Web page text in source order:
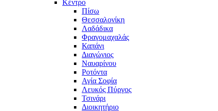
Κέντρο
Πίσω
Θεσσαλονίκη
Λαδάδικα
Φραγομαχαλάς
Καπάνι
Διαγώνιος
Ναυαρίνου
Ροτόντα
Αγία Σοφία
Λευκός Πύργος
Τσινάρι
Διοικητήριο